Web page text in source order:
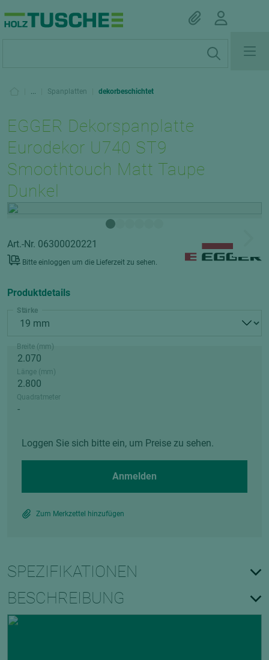
... Spanplatten dekorbeschichtet
EGGER Dekorspanplatte
Eurodekor U740 ST9
Smoothtouch Matt Taupe
Dunkel
Art.-Nr. 06300020221
Bitte einloggen um die Lieferzeit zu sehen.
Produktdetails
Stärke
Breite (mm)
Länge (mm)
Quadratmeter
Loggen Sie sich bitte ein, um Preise zu sehen.
Anmelden
Zum Merkzettel hinzufügen
SPEZIFIKATIONEN
BESCHREIBUNG